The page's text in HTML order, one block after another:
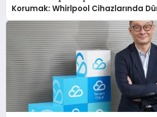
Korumak: Whirlpool Cihazlarında
Destek Deneyimi